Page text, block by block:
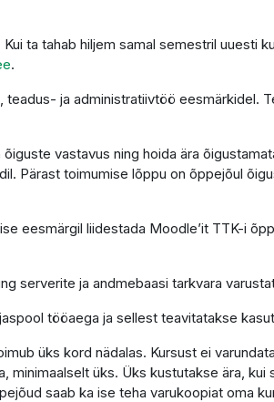
ta tahab hiljem samal semestril uuesti
.
teadus- ja administratiivtöö eesmärkidel.
vastavus ning hoida ära
Pärast toimumise lõppu on õppejõul
eesmärgil liidestada Moodle’it TTK-i
serverite ja andmebaasi tarkvara
tööaega ja sellest teavitatakse
üks kord nädalas. Kursust ei
minimaalselt üks. Üks kustutakse ära,
saab ka ise teha varukoopiat oma